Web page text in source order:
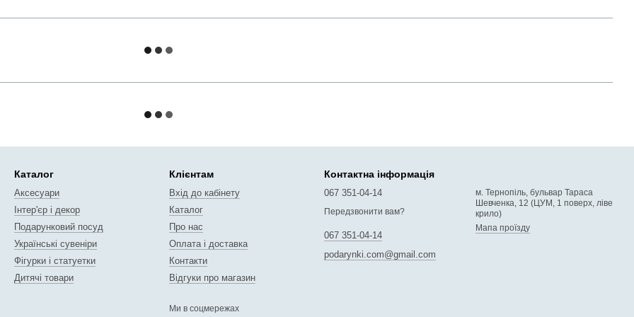
Каталог
Аксесуари
Інтер'єр і декор
Подарунковий посуд
Українські сувеніри
Фігурки і статуетки
Дитячі товари
Клієнтам
Вхід до кабінету
Каталог
Про нас
Оплата і доставка
Контакти
Відгуки про магазин
Ми в соцмережах
Контактна інформація
067 351-04-14
Передзвонити вам?
067 351-04-14
podarynki.com@gmail.com
м. Тернопіль, бульвар Тараса
Шевченка, 12 (ЦУМ, 1 поверх, ліве
крило)
Мапа проїзду